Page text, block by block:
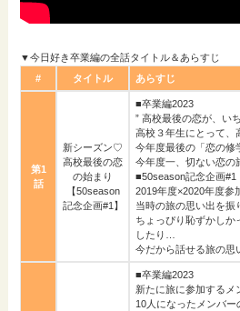
▼今日好き卒業編の全話タイトル＆あらすじ
#
タイトル あらすじ
第1
話
新シーズン♡
高校最後の恋
の始まり
【50season
記念企画#1】
■卒業編2023
” 高校最後の恋が、い
高校３年生にとって、
今年度最後の「恋の修
今年度一、切ない恋の
■50season記念企画#1
2019年度×2020年度参
当時の旅の思い出を振
ちょっぴり恥ずかしか
したり…
今だから話せる旅の思
■卒業編2023
新たに旅に参加するメ
10人になったメンバ